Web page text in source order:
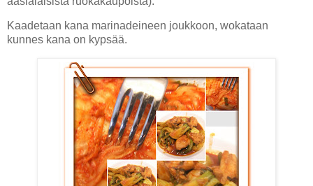
Kaadetaan kana marinadeineen joukkoon, wokataan
kunnes kana on kypsää.